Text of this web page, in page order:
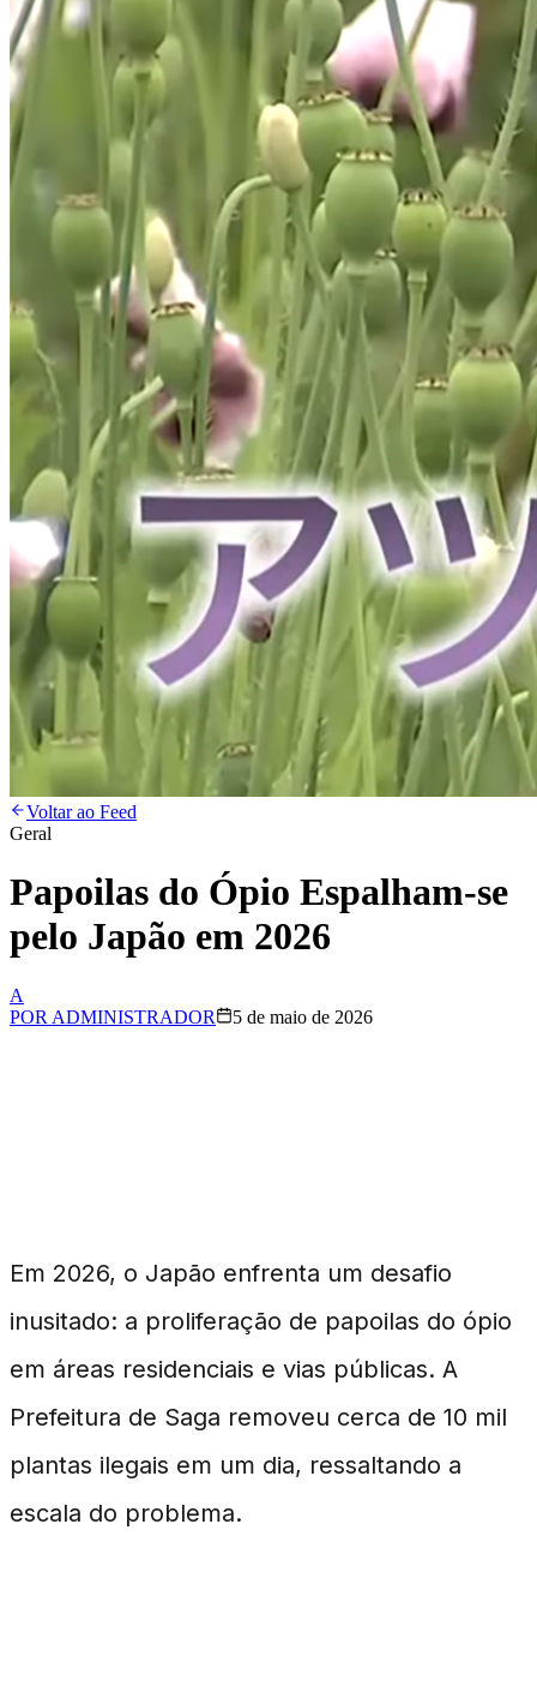
Voltar ao Feed
Geral
Papoilas do Ópio Espalham-se
pelo Japão em 2026
A
POR ADMINISTRADOR 5 de maio de 2026
Em 2026, o Japão enfrenta um desafio
inusitado: a proliferação de papoilas do ópio
em áreas residenciais e vias públicas. A
Prefeitura de Saga removeu cerca de 10 mil
plantas ilegais em um dia, ressaltando a
escala do problema.